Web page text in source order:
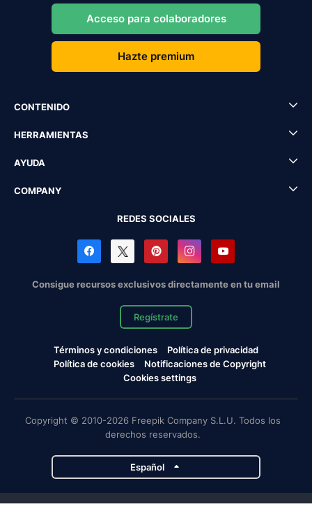
Acceso para colaboradores
Hazte premium
CONTENIDO
HERRAMIENTAS
AYUDA
COMPANY
REDES SOCIALES
Consigue recursos exclusivos directamente en tu email
Regístrate
Términos y condiciones
Política de privacidad
Política de cookies
Notificaciones de Copyright
Cookies settings
Copyright © 2010-2026 Freepik Company S.L.U. Todos los
derechos reservados.
Español